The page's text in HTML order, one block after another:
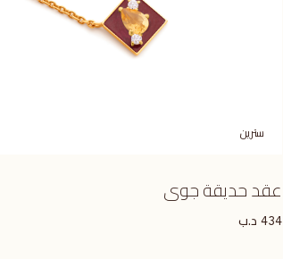
سترين
عقد حديقة جوى
434 د.ب